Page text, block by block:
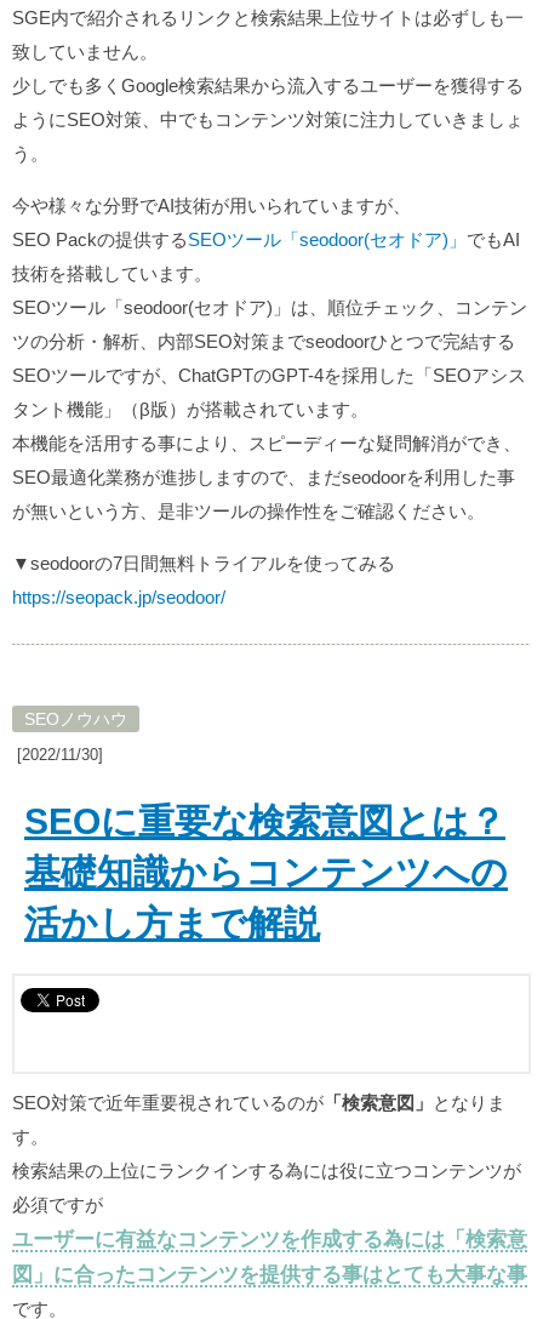
SGE内で紹介されるリンクと検索結果上位サイトは必ずしも一
致していません。
少しでも多くGoogle検索結果から流入するユーザーを獲得する
ようにSEO対策、中でもコンテンツ対策に注力していきましょ
う。
今や様々な分野でAI技術が用いられていますが、
SEO Packの提供するSEOツール「seodoor(セオドア)」 でもAI
技術を搭載しています。
SEOツール「seodoor(セオドア)」は、順位チェック、コンテン
ツの分析・解析、内部SEO対策までseodoorひとつで完結する
SEOツールですが、ChatGPTのGPT-4を採用した「SEOアシス
タント機能」（β版）が搭載されています。
本機能を活用する事により、スピーディーな疑問解消ができ、
SEO最適化業務が進捗しますので、まだseodoorを利用した事
が無いという方、是非ツールの操作性をご確認ください。
▼seodoorの7日間無料トライアルを使ってみる
https://seopack.jp/seodoor/
SEOノウハウ
[2022/11/30]
SEOに重要な検索意図とは？
基礎知識からコンテンツへの
活かし方まで解説
SEO対策で近年重要視されているのが 「検索意図」 となりま
す。
検索結果の上位にランクインする為には役に立つコンテンツが
必須ですが
ユーザーに有益なコンテンツを作成する為には「検索意
図」に合ったコンテンツを提供する事はとても大事な事
です。